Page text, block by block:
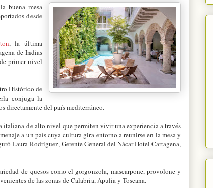
buena mesa
desde
, la última
de Indias
primer nivel
Histórico de
conjuga la
directamente del país mediterráneo.
italiana de alto nivel que permiten vivir una experiencia a través
a un país cuya cultura gira entorno a reunirse en la mesa y
Laura Rodríguez, Gerente General del Nácar Hotel Cartagena,
de quesos como el gorgonzola, mascarpone, provolone y
de las zonas de Calabria, Apulia y Toscana.